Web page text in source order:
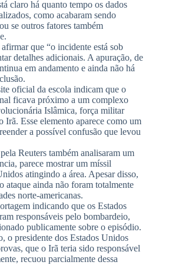
claro há quanto tempo os dados
como acabaram sendo
se outros fatores também
que “o incidente está sob
detalhes adicionais. A apuração, de
em andamento e ainda não há
oficial da escola indicam que o
ficava próximo a um complexo
Islâmica, força militar
Irã. Esse elemento aparece como um
a possível confusão que levou
Reuters também analisaram um
parece mostrar um míssil
atingindo a área. Apesar disso,
ataque ainda não foram totalmente
norte-americanas.
indicando que os Estados
responsáveis pelo bombardeio,
publicamente sobre o episódio.
o presidente dos Estados Unidos
que o Irã teria sido responsável
recuou parcialmente dessa